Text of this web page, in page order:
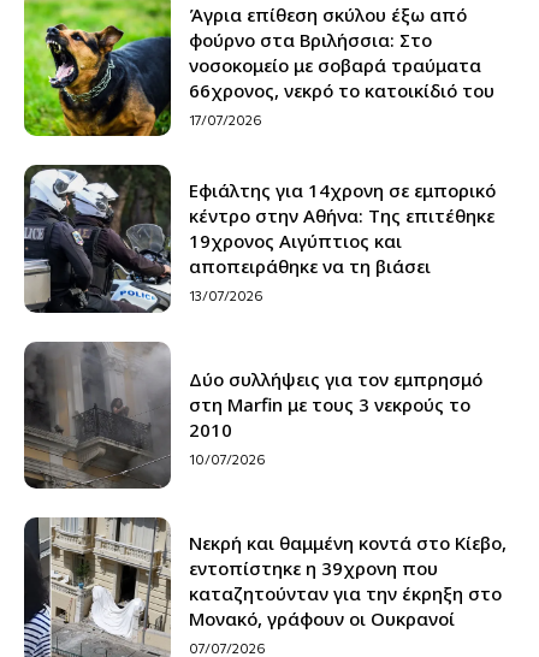
Άγρια επίθεση σκύλου έξω από
φούρνο στα Βριλήσσια: Στο
νοσοκομείο με σοβαρά τραύματα
66χρονος, νεκρό το κατοικίδιό του
17/07/2026
Εφιάλτης για 14χρονη σε εμπορικό
κέντρο στην Αθήνα: Της επιτέθηκε
19χρονος Αιγύπτιος και
αποπειράθηκε να τη βιάσει
13/07/2026
Δύο συλλήψεις για τον εμπρησμό
στη Marfin με τους 3 νεκρούς το
2010
10/07/2026
Νεκρή και θαμμένη κοντά στο Κίεβο,
εντοπίστηκε η 39χρονη που
καταζητούνταν για την έκρηξη στο
Μονακό, γράφουν οι Ουκρανοί
07/07/2026